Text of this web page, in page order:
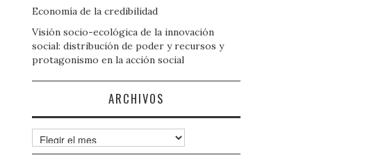
Economía de la credibilidad
Visión socio-ecológica de la innovación
social: distribución de poder y recursos y
protagonismo en la acción social
ARCHIVOS
Archivos